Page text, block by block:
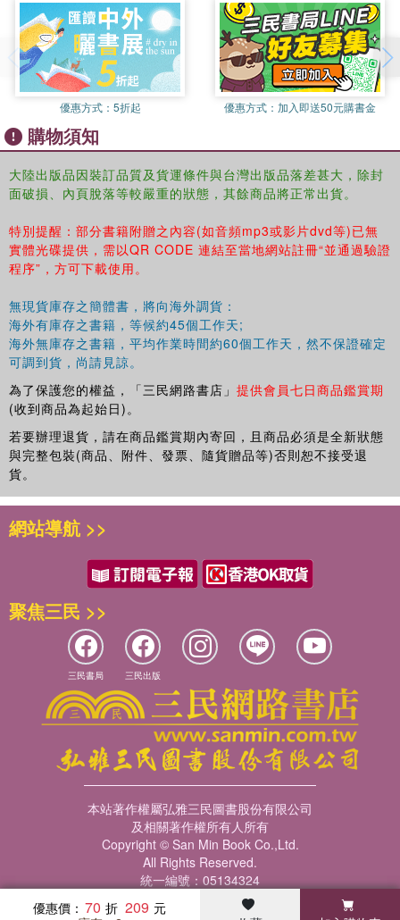
優惠方式： 5折起 優惠方式： 加入即送50元購書金
購物須知
大陸出版品因裝訂品質及貨運條件與台灣出版品落差甚大，除封
面破損、內頁脫落等較嚴重的狀態，其餘商品將正常出貨。
特別提醒：部分書籍附贈之內容(如音頻mp3或影片dvd等)已無
實體光碟提供，需以QR CODE 連結至當地網站註冊“並通過驗證
程序”，方可下載使用。
無現貨庫存之簡體書，將向海外調貨：
海外有庫存之書籍，等候約45個工作天;
海外無庫存之書籍，平均作業時間約60個工作天，然不保證確定
可調到貨，尚請見諒。
為了保護您的權益，「三民網路書店」 提供會員七日商品鑑賞期
(收到商品為起始日)。
若要辦理退貨，請在商品鑑賞期內寄回，且商品必須是全新狀態
與完整包裝(商品、附件、發票、隨貨贈品等)否則恕不接受退
貨。
優惠價： 70 209
網站導航 >>
聚焦三民 >>
三民書局 三民出版
本站著作權屬弘雅三民圖書股份有限公司
及相關著作權所有人所有
Copyright © San Min Book Co.,Ltd.
All Rights Reserved.
統一編號：05134324